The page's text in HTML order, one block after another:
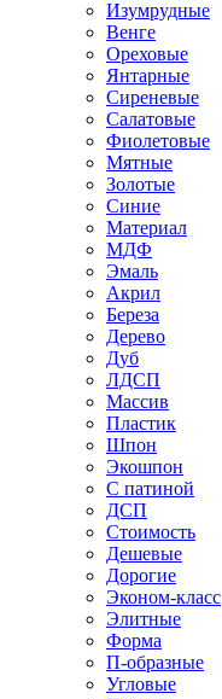
Изумрудные
Венге
Ореховые
Янтарные
Сиреневые
Салатовые
Фиолетовые
Мятные
Золотые
Синие
Материал
МДФ
Эмаль
Акрил
Береза
Дерево
Дуб
ЛДСП
Массив
Пластик
Шпон
Экошпон
С патиной
ДСП
Стоимость
Дешевые
Дорогие
Эконом-класс
Элитные
Форма
П-образные
Угловые